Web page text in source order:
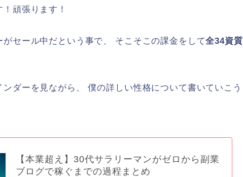
頑張ります！
がセール中だという事で、 そこそこの課金をして全34資質
ダーを見ながら、 僕の詳しい性格について書いていこう
【本業超え】30代サラリーマンがゼロから副業
ブログで稼ぐまでの過程まとめ